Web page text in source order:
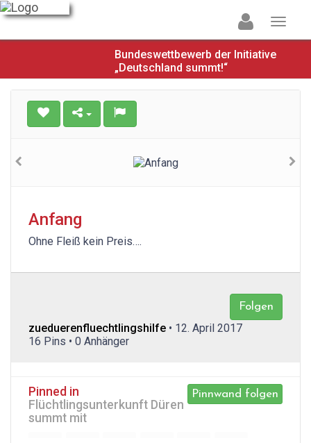
Bundeswettbewerb der Initiative
„Deutschland summt!“
Anfang
Ohne Fleiß kein Preis….
Folgen
zueduerenfluechtlingshilfe • 12. April 2017
16 Pins • 0 Anhänger
Pinnwand folgen
Pinned in
Flüchtlingsunterkunft Düren
summt mit